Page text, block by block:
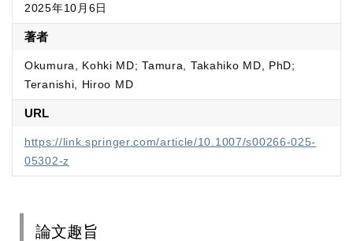
2025年10月6日
著者
Okumura, Kohki MD; Tamura, Takahiko MD, PhD;
Teranishi, Hiroo MD
URL
https://link.springer.com/article/10.1007/s00266-025-
05302-z
論文趣旨